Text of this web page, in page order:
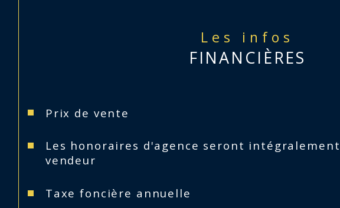
Les infos
FINANCIÈRES
Prix de vente
Les honoraires d'agence seront
vendeur
Taxe foncière annuelle